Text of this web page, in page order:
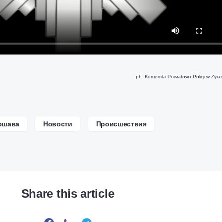
ph. Komenda Powiatowa Policji w
Новости Происшествия
Share this article